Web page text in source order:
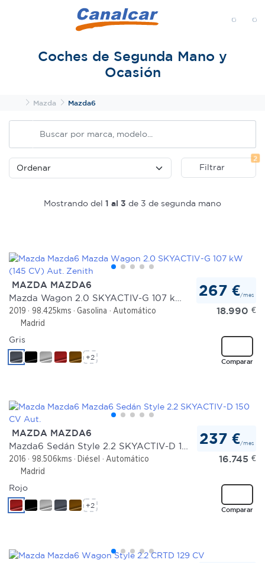
Coches de Segunda Mano y
Ocasión
InicioMazda Mazda6
Filtrar
2
Mostrando del 1 al 3 de 3 de segunda mano
MAZDA MAZDA6
2019 98.425kms Gasolina
Automático
Madrid
267 €/mes
18.990 €
Comparar
Gris
+2
MAZDA MAZDA6
2016 98.506kms Diésel
Automático
Madrid
237 €/mes
16.745 €
Comparar
Rojo
+2